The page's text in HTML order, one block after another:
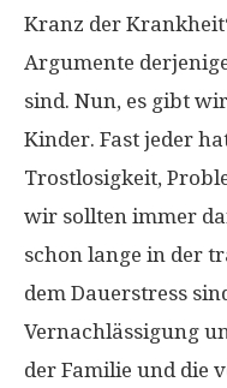
Kranz der
Argumente
sind. Nun, es gibt
Kinder. Fast jeder
Trostlosigkeit,
wir sollten immer
schon lange in der
dem Dauerstress
Vernachlässigung
der Familie und die